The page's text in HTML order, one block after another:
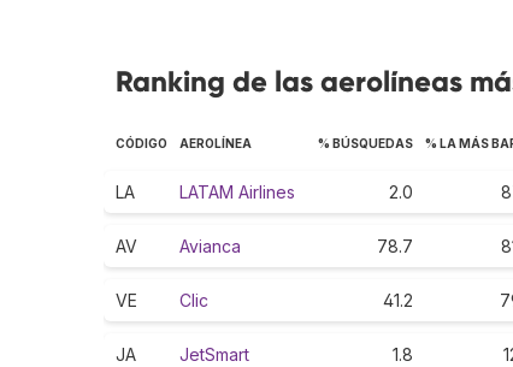
Ranking de las aerolíneas
CÓDIGO AEROLÍNEA % BÚSQUEDAS % LA MÁS
LA LATAM Airlines 2.0
AV Avianca 78.7
VE Clic 41.2
JA JetSmart 1.8